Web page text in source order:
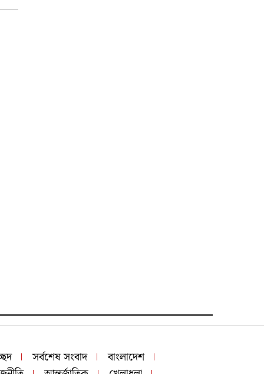
সর্বশেষ সংবাদ
বাংলাদেশ